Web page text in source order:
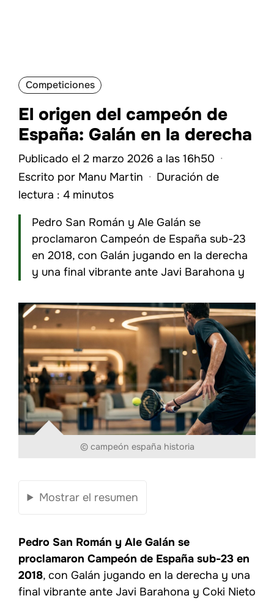
Competiciones
El origen del campeón de
España: Galán en la derecha
Publicado el 2 marzo 2026 a las 16h50 ·
Escrito por Manu Martin · Duración de
lectura : 4 minutos
Pedro San Román y Ale Galán se
proclamaron Campeón de España sub-23
en 2018, con Galán jugando en la derecha
y una final vibrante ante Javi Barahona y
© campeón españa historia
Mostrar el resumen
Pedro San Román y Ale Galán se
proclamaron Campeón de España sub-23 en
2018, con Galán jugando en la derecha y una
final vibrante ante Javi Barahona y Coki Nieto